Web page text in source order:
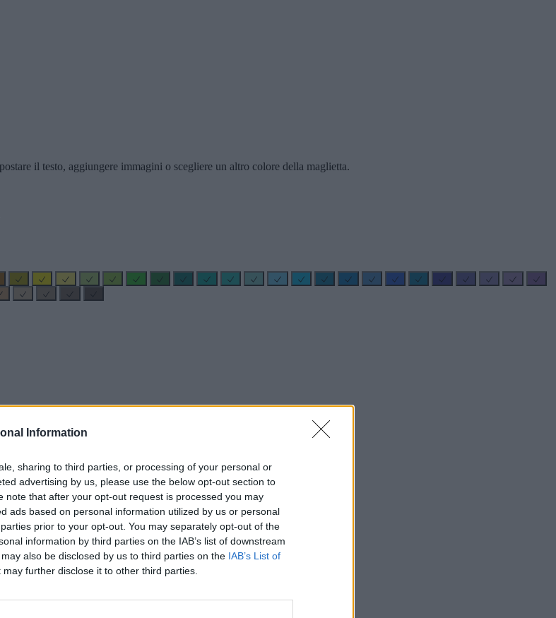
Information
sharing to third parties, or processing of your personal or
advertising by us, please use the below opt-out section to
note that after your opt-out request is processed you may
ads based on personal information utilized by us or personal
prior to your opt-out. You may separately opt-out of the
information by third parties on the IAB’s list of downstream
also be disclosed by us to third parties on the IAB’s List of
may further disclose it to other third parties.
il testo, aggiungere immagini o scegliere un altro colore della maglietta.